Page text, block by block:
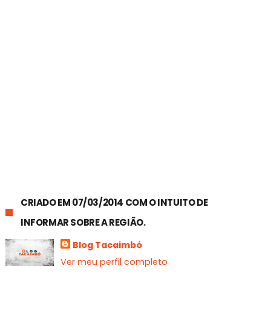
CRIADO EM 07/03/2014 COM O INTUITO DE
INFORMAR SOBRE A REGIÃO.
Blog Tacaimbó
Ver meu perfil completo